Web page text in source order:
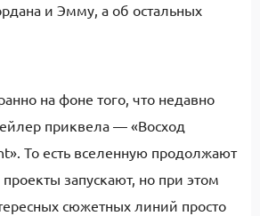
и Эмму, а об остальных
на фоне того, что недавно
приквела — «Восход
То есть вселенную продолжают
запускают, но при этом
сюжетных линий просто